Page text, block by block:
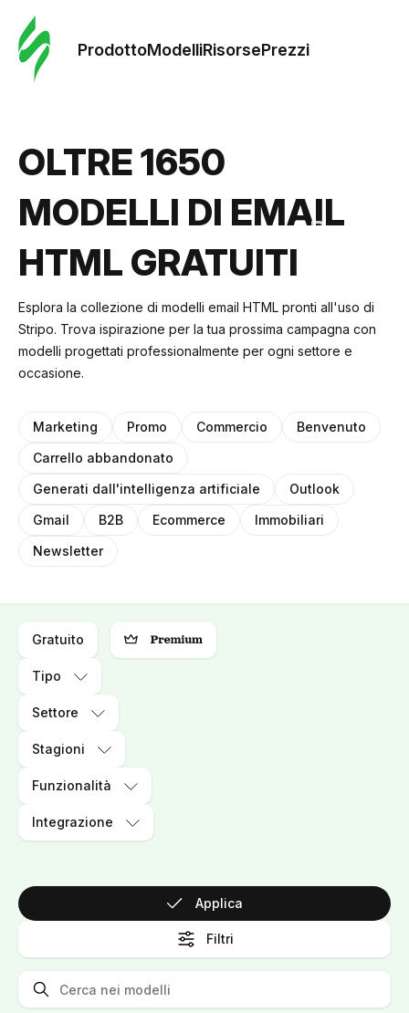
ProdottoModelliRisorsePrezzi
Prezzi
OLTRE 1650
MODELLI DI EMAIL
HTML GRATUITI
Esplora la collezione di modelli email HTML pronti all'uso di
Stripo. Trova ispirazione per la tua prossima campagna con
modelli progettati professionalmente per ogni settore e
occasione.
Marketing Promo Commercio
Benvenuto
Carrello abbandonato
Generati dall'intelligenza artificiale
Outlook
Gmail
B2B Ecommerce
Immobiliari
Newsletter
Gratuito
Tipo
Settore
Stagioni
Funzionalità
Integrazione
Applica
Filtri